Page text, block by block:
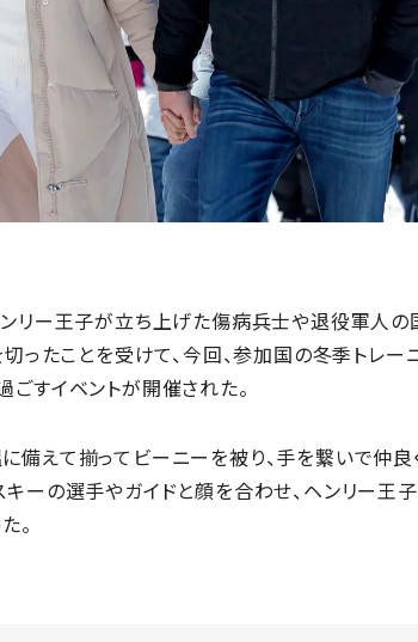
ンリー王子が立ち上げた傷病兵士や退役軍人
ったことを受けて、今回、参加国の冬季トレー
ごすイベントが開催された。
備えて揃ってビーニーを被り、手を繋いで仲良
キーの選手やガイドと顔を合わせ、ヘンリー王
。